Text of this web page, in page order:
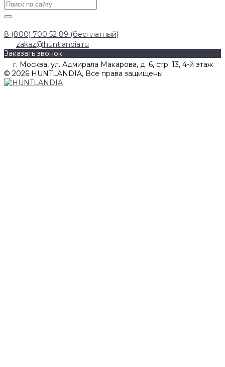
8 (800) 700 52 89 (бесплатный)
zakaz@huntlandia.ru
Заказать звонок
г. Москва, ул. Адмирала Макарова, д. 6, стр. 13, 4-й этаж
© 2026 HUNTLANDIA, Все права защищены